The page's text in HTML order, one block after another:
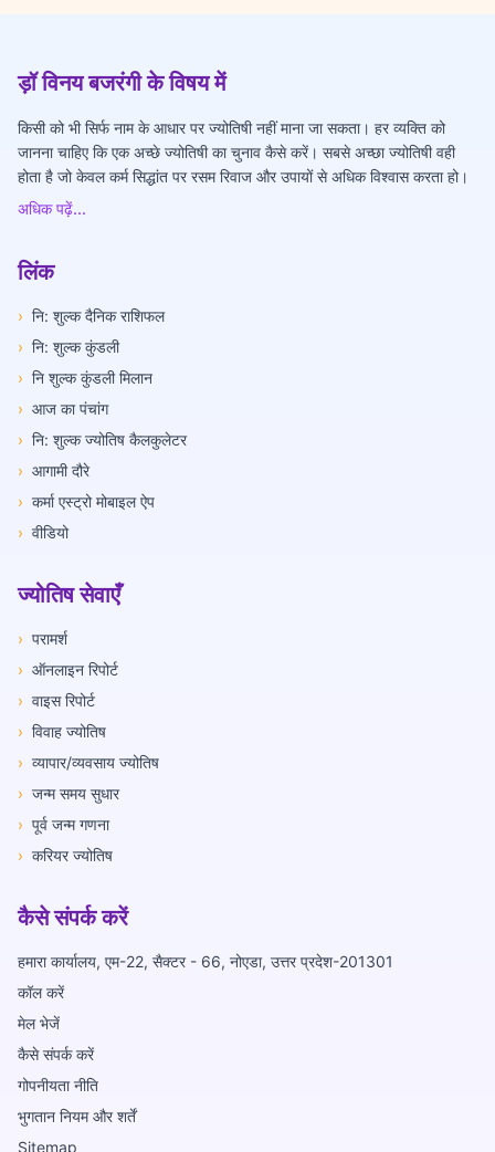
ड़ॉ विनय बजरंगी के विषय में
किसी को भी सिर्फ नाम के आधार पर ज्योतिषी नहीं माना जा सकता। हर व्यक्ति को
जानना चाहिए कि एक अच्छे ज्योतिषी का चुनाव कैसे करें। सबसे अच्छा ज्योतिषी वही
होता है जो केवल कर्म सिद्धांत पर रसम रिवाज और उपायों से अधिक विश्वास करता हो।
अधिक पढ़ें...
लिंक
› नि: शुल्क दैनिक राशिफल
› नि: शुल्क कुंडली
› नि शुल्क कुंडली मिलान
› आज का पंचांग
› नि: शुल्क ज्योतिष कैलकुलेटर
› आगामी दौरे
› कर्मा एस्ट्रो मोबाइल ऐप
› वीडियो
ज्योतिष सेवाएँ
› परामर्श
› ऑनलाइन रिपोर्ट
› वाइस रिपोर्ट
› विवाह ज्योतिष
› व्यापार/व्यवसाय ज्योतिष
› जन्म समय सुधार
› पूर्व जन्म गणना
› करियर ज्योतिष
कैसे संपर्क करें
हमारा कार्यालय, एम-22, सैक्टर - 66, नोएडा, उत्तर प्रदेश-201301
कॉल करें
मेल भेजें
कैसे संपर्क करें
गोपनीयता नीति
भुगतान नियम और शर्तें
Sitemap